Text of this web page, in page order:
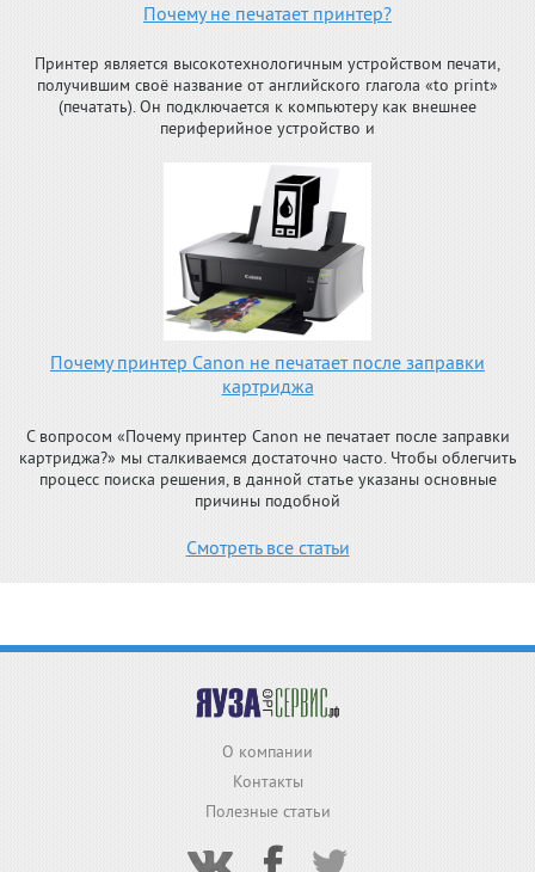
Почему не печатает принтер?
Принтер является высокотехнологичным устройством печати,
получившим своё название от английского глагола «to print»
(печатать). Он подключается к компьютеру как внешнее
периферийное устройство и
Почему принтер Canon не печатает после заправки
картриджа
С вопросом «Почему принтер Canon не печатает после заправки
картриджа?» мы сталкиваемся достаточно часто. Чтобы облегчить
процесс поиска решения, в данной статье указаны основные
причины подобной
Смотреть все статьи
О компании
Контакты
Полезные статьи